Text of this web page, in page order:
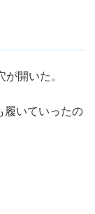
開いた。
履いていったの